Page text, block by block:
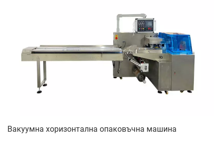
Вакуумна хоризонтална опаковъчна машина